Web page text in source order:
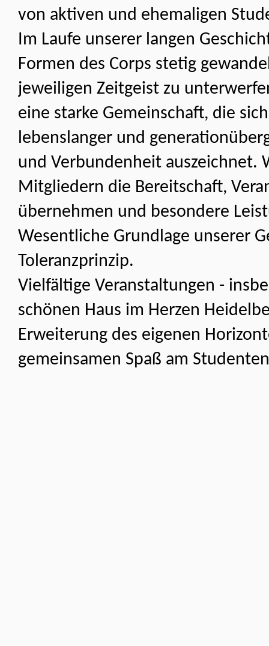
von aktiven und ehemaligen
Im Laufe unserer langen
Formen des Corps stetig
jeweiligen Zeitgeist zu
eine starke Gemeinschaft, die
lebenslanger und
und Verbundenheit auszeichnet.
Mitgliedern die Bereitschaft,
übernehmen und besondere
Wesentliche Grundlage unserer
Toleranzprinzip.
Vielfältige Veranstaltungen -
schönen Haus im Herzen
Erweiterung des eigenen
gemeinsamen Spaß am